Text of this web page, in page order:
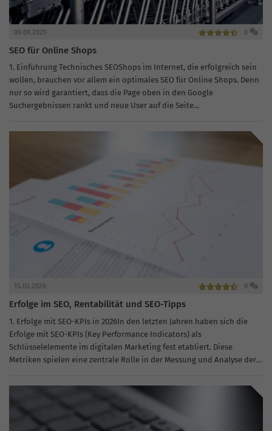
09.09.2025 0
SEO für Online Shops
1. Einführung Technisches SEOShops im Internet, die erfolgreich sein
wollen, brauchen vor allem ein optimales SEO für Online Shops. Denn
nur so wird garantiert, dass die Page oben in den Google
Suchergebnissen rankt und neue User auf die Seite...
15.03.2026 0
Erfolge im SEO, Rentabilität und SEO-Tipps
1. Erfolge mit SEO-KPIs in 2026In den letzten Jahren haben sich die
Erfolge mit SEO-KPIs (Key Performance Indicators) als
Schlüsselelemente im digitalen Marketing fest etabliert. Diese
Metriken spielen eine zentrale Rolle in der Messung und Analyse der